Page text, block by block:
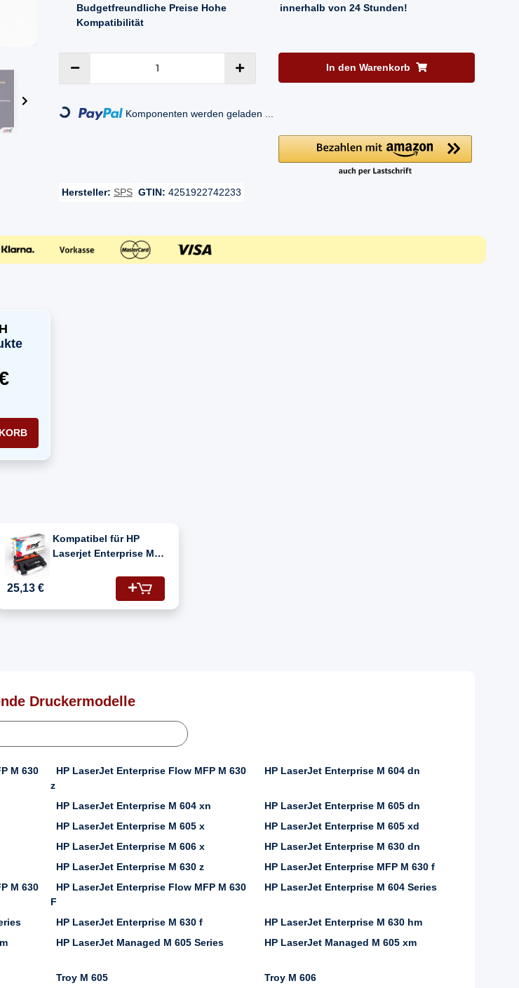
Budgetfreundliche Preise Hohe
Kompatibilität
innerhalb von 24 Stunden!
In den Warenkorb
Loading... Komponenten werden geladen ...
Hersteller: SPS GTIN: 4251922742233
Kompatibel für HP
Laserjet Enterprise M
Toner-Kartusche
25,13 €
Druckermodelle
M 630
HP LaserJet Enterprise Flow MFP M 630
z
HP LaserJet Enterprise M 604 dn
HP LaserJet Enterprise M 604 xn
HP LaserJet Enterprise M 605 dn
HP LaserJet Enterprise M 605 x
HP LaserJet Enterprise M 605 xd
HP LaserJet Enterprise M 606 x
HP LaserJet Enterprise M 630 dn
HP LaserJet Enterprise M 630 z
HP LaserJet Enterprise MFP M 630 f
M 630
HP LaserJet Enterprise Flow MFP M 630
F
HP LaserJet Enterprise M 604 Series
HP LaserJet Enterprise M 630 f
HP LaserJet Enterprise M 630 hm
HP LaserJet Managed M 605 Series HP LaserJet Managed M 605 xm
Troy M 605 Troy M 606